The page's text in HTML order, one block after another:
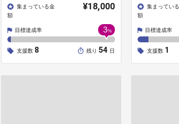
集まっている金
額
¥18,000
目標達成率 3%
支援数 8 残り 54 日
集まってい
額
目標達成率
支援数 1